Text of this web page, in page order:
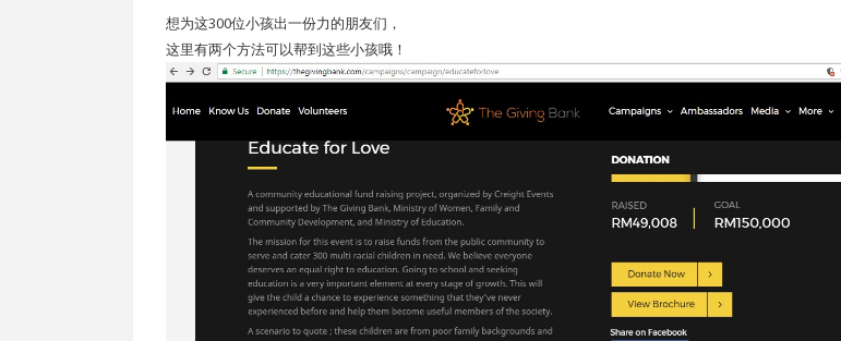
想为这300位小孩出一份力的朋友们，
这里有两个方法可以帮到这些小孩哦！